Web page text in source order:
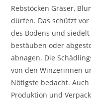
Rebstöcken Gräser,
dürfen. Das schützt
des Bodens und
bestäuben oder
abnagen. Die
von den Winzerinnen
Nötigste bedacht.
Produktion und